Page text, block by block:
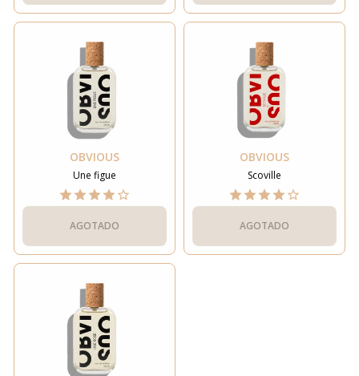
OBVIOUS
Une figue
AGOTADO
OBVIOUS
Scoville
AGOTADO